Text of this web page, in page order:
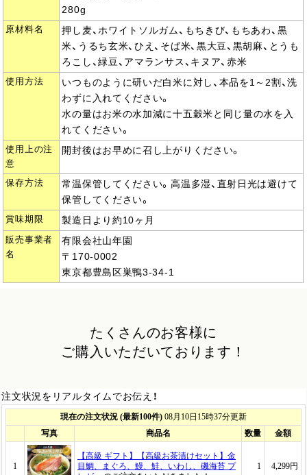
280g
原材料名
押し麦、ホワイトソルガム、もちきび、もちあわ、黒
米、うるち玄米、ひえ、そば米、黒大豆、黒胡麻、とうも
ろこし、緑豆、アマランサス、キヌア、赤米
使用方法
いつものように研いだ白米に対し、本品を1～2割、洗
わずに入れてください。
水の量はお米の水加減に十五穀米と同じ量の水を入
れてください。
使用上の注
意
開封後はお早めに召し上がりください。
保存方法
常温保管してください。高温多湿、直射日光は避けて
保管してください。
賞味期限 製造日より約10ヶ月
販売事業者
名
有限会社山年園
〒170-0002
東京都豊島区巣鴨3-34-1
たくさんのお客様に
ご購入いただいております！
注文状況をリアルタイムでお伝え！